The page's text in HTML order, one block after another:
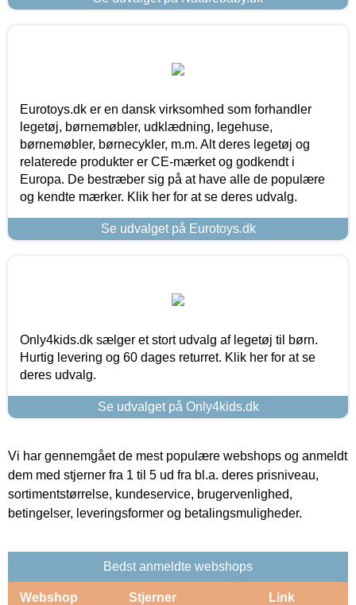
Eurotoys.dk er en dansk virksomhed som forhandler
legetøj, børnemøbler, udklædning, legehuse,
børnemøbler, børnecykler, m.m. Alt deres legetøj og
relaterede produkter er CE-mærket og godkendt i
Europa. De bestræber sig på at have alle de populære
og kendte mærker. Klik her for at se deres udvalg.
Se udvalget på Eurotoys.dk
Only4kids.dk sælger et stort udvalg af legetøj til børn.
Hurtig levering og 60 dages returret. Klik her for at se
deres udvalg.
Se udvalget på Only4kids.dk
Vi har gennemgået de mest populære webshops og anmeldt
dem med stjerner fra 1 til 5 ud fra bl.a. deres prisniveau,
sortimentstørrelse, kundeservice, brugervenlighed,
betingelser, leveringsformer og betalingsmuligheder.
Bedst anmeldte webshops
Webshop Stjerner Link